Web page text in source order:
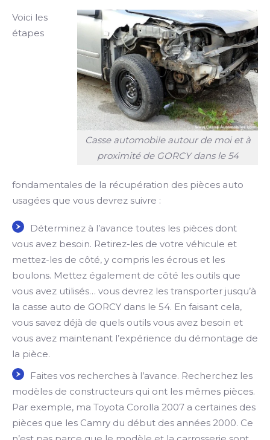
Casse automobile autour de moi et à
proximité de GORCY dans le 54
Voici les
étapes
fondamentales de la récupération des pièces auto
usagées que vous devrez suivre :
Déterminez à l’avance toutes les pièces dont
vous avez besoin. Retirez-les de votre véhicule et
mettez-les de côté, y compris les écrous et les
boulons. Mettez également de côté les outils que
vous avez utilisés… vous devrez les transporter jusqu’à
la casse auto de GORCY dans le 54. En faisant cela,
vous savez déjà de quels outils vous avez besoin et
vous avez maintenant l’expérience du démontage de
la pièce.
Faites vos recherches à l’avance. Recherchez les
modèles de constructeurs qui ont les mêmes pièces.
Par exemple, ma Toyota Corolla 2007 a certaines des
pièces que les Camry du début des années 2000. Ce